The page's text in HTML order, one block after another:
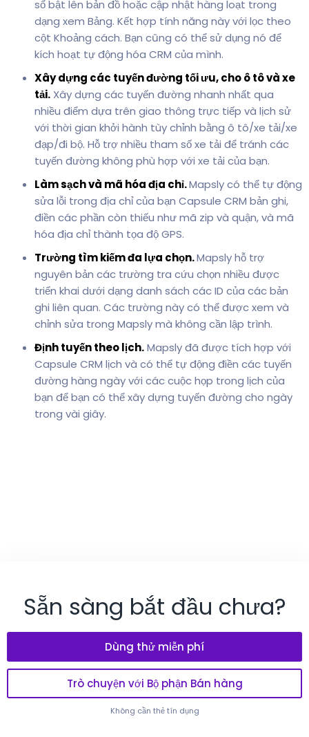
sổ bật lên bản đồ hoặc cập nhật hàng loạt trong
dạng xem Bảng. Kết hợp tính năng này với lọc theo
cột Khoảng cách. Bạn cũng có thể sử dụng nó để
kích hoạt tự động hóa CRM của mình.
Xây dựng các tuyến đường tối ưu, cho ô tô và xe
tải. Xây dựng các tuyến đường nhanh nhất qua
nhiều điểm dựa trên giao thông trực tiếp và lịch sử
với thời gian khởi hành tùy chỉnh bằng ô tô/xe tải/xe
đạp/đi bộ. Hỗ trợ nhiều tham số xe tải để tránh các
tuyến đường không phù hợp với xe tải của bạn.
Làm sạch và mã hóa địa chỉ.Mapsly có thể tự động
sửa lỗi trong địa chỉ của bạn Capsule CRM bản ghi,
điền các phần còn thiếu như mã zip và quận, và mã
hóa địa chỉ thành tọa độ GPS.
Trường tìm kiếm đa lựa chọn.Mapsly hỗ trợ
nguyên bản các trường tra cứu chọn nhiều được
triển khai dưới dạng danh sách các ID của các bản
ghi liên quan. Các trường này có thể được xem và
chỉnh sửa trong Mapsly mà không cần lập trình.
Định tuyến theo lịch.Mapsly đã được tích hợp với
Capsule CRM lịch và có thể tự động điền các tuyến
đường hàng ngày với các cuộc họp trong lịch của
bạn để bạn có thể xây dựng tuyến đường cho ngày
trong vài giây.
Sẵn sàng bắt đầu chưa?
Dùng thử miễn phí
Trò chuyện với Bộ phận Bán hàng
Không cần thẻ tín dụng